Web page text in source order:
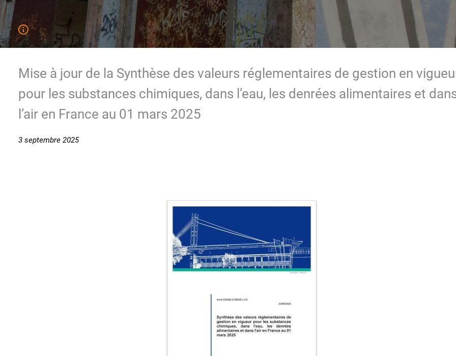
Mise à jour de la Synthèse des valeurs réglementaires de gestion en
pour les substances chimiques, dans l’eau, les denrées alimentaires et
l’air en France au 01 mars 2025
3 septembre 2025